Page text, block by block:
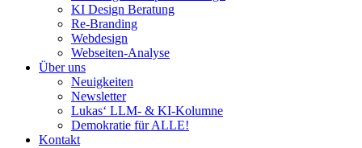
KI Design Beratung
Re-Branding
Webdesign
Webseiten-Analyse
Über uns
Neuigkeiten
Newsletter
Lukas‘ LLM- & KI-Kolumne
Demokratie für ALLE!
Kontakt